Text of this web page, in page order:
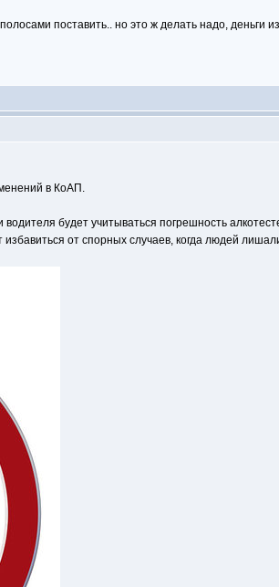
поставить.. но это ж делать надо, деньги
в КоАП.
будет учитываться погрешность
от спорных случаев, когда людей